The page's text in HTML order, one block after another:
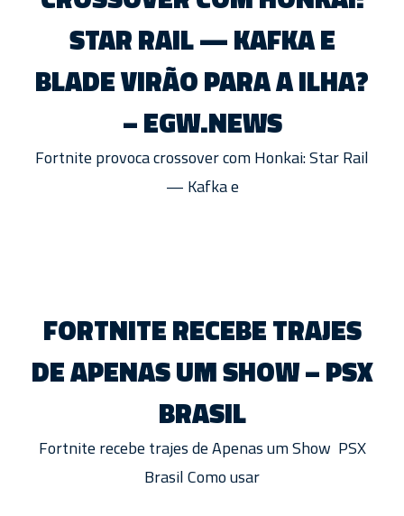
STAR RAIL — KAFKA E
BLADE VIRÃO PARA A ILHA?
– EGW.NEWS
Fortnite provoca crossover com Honkai: Star Rail
— Kafka e
FORTNITE RECEBE TRAJES
DE APENAS UM SHOW – PSX
BRASIL
Fortnite recebe trajes de Apenas um Show PSX
Brasil Como usar